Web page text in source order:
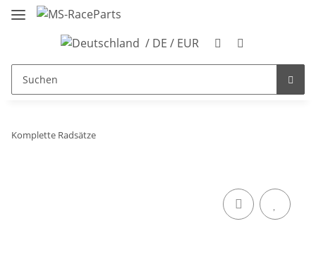
/ DE / EUR
Komplette Radsätze